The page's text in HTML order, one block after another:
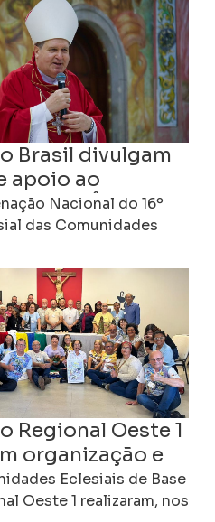
a viverem desde já
Brasil divulgam
apoio ao
Dom Ângelo
Nacional do 16º
das Comunidades
nota pública de
e apoio ao arcebispo
Regional Oeste 1
organização e
com a
Eclesiais de Base
Oeste 1 realizaram, nos